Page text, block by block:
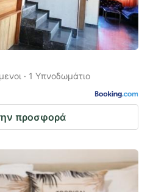
· 1 Υπνοδωμάτιο
προσφορά